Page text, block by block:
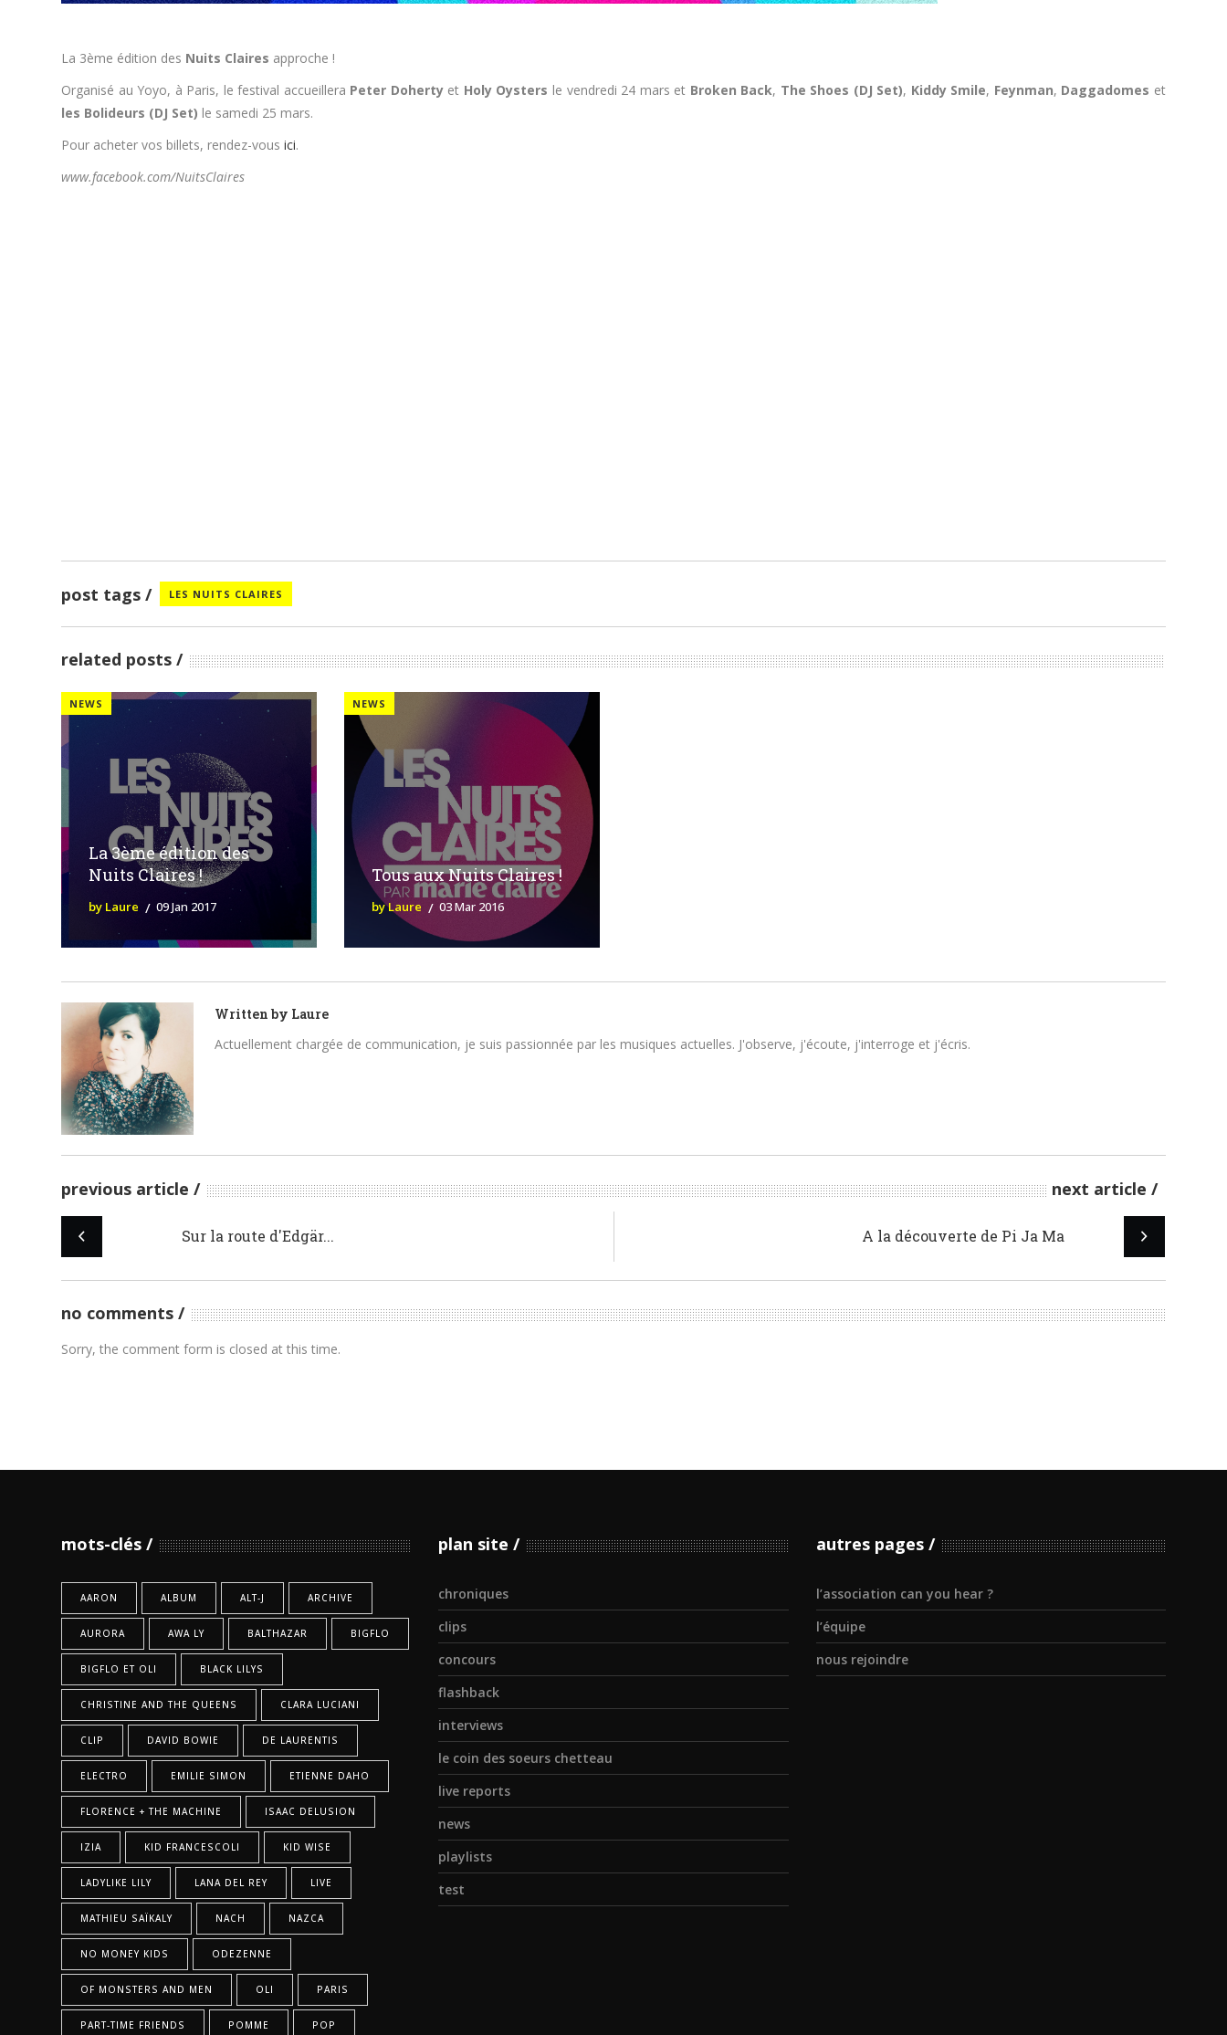
La 3ème édition des Nuits Claires approche !
Organisé au Yoyo, à Paris, le festival accueillera Peter Dohertyet Holy Oysters le vendredi 24 mars et Broken Back, The Shoes (DJ Set), Kiddy Smile, Feynman, Daggadomes et
les Bolideurs (DJ Set) le samedi 25 mars.
Pour acheter vos billets, rendez-vousici.
www.facebook.com/NuitsClaires
post tags LES NUITS CLAIRES
related posts
NEWS
La 3ème édition des
Nuits Claires !
by Laure 09 Jan 2017
NEWS
Tous aux Nuits Claires !
by Laure 03 Mar 2016
Written by Laure
Actuellement chargée de communication, je suis passionnée par les musiques actuelles. J'observe, j'écoute, j'interroge et j'écris.
previous article next article
Sur la route d'Edgär... A la découverte de Pi Ja Ma
no comments
Sorry, the comment form is closed at this time.
mots-clés
AARON ALBUM ALT-J ARCHIVE
AURORA AWA LY BALTHAZAR BIGFLO
BIGFLO ET OLI BLACK LILYS
CHRISTINE AND THE QUEENS CLARA LUCIANI
CLIP DAVID BOWIE DE LAURENTIS
ELECTRO EMILIE SIMON ETIENNE DAHO
FLORENCE + THE MACHINE ISAAC DELUSION
IZIA KID FRANCESCOLI KID WISE
LADYLIKE LILY LANA DEL REY LIVE
MATHIEU SAÏKALY NACH NAZCA
NO MONEY KIDS ODEZENNE
OF MONSTERS AND MEN OLI PARIS
PART-TIME FRIENDS POMME POP
plan site
chroniques
clips
concours
flashback
interviews
le coin des soeurs chetteau
live reports
news
playlists
test
autres pages
l’association can you hear ?
l’équipe
nous rejoindre